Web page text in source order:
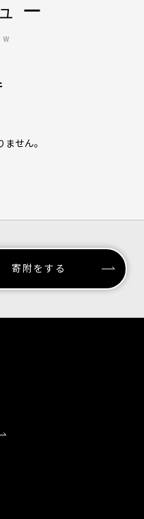
ー
せん。
寄附をする